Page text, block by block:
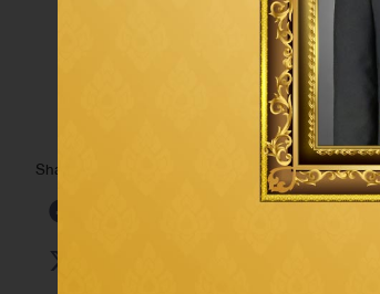
Share: เมื่อวันที่ 20 มิถุนายน พ.ศ. 2567คุณบั
โดยเข้ารับรางวัลเกียรติ